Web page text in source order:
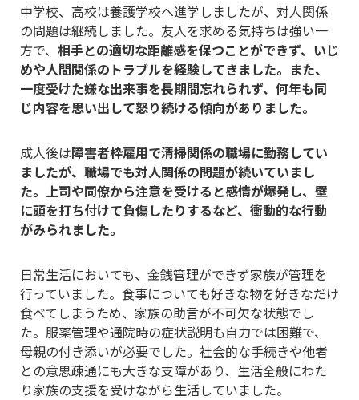
中学校、高校は養護学校へ進学しましたが、対人関係
の問題は継続しました。友人を求める気持ちは強い一
方で、 相手との適切な距離感を保つことができず、いじ
めや人間関係のトラブルを経験してきました。また、
一度受けた嫌な出来事を長期間忘れられず、何年も同
じ内容を思い出して怒り続ける傾向がありました。
成人後は障害者枠雇用で清掃関係の職場に勤務してい
ましたが、職場でも対人関係の問題が続いていまし
た。上司や同僚から注意を受けると感情が爆発し、壁
に頭を打ち付けて負傷したりするなど、衝動的な行動
がみられました。
日常生活においても、金銭管理ができず家族が管理を
行っていました。食事についても好きな物を好きなだけ
食べてしまうため、家族の助言が不可欠な状態でし
た。服薬管理や通院時の症状説明も自力では困難で、
母親の付き添いが必要でした。社会的な手続きや他者
との意思疎通にも大きな支障があり、生活全般にわた
り家族の支援を受けながら生活していました。